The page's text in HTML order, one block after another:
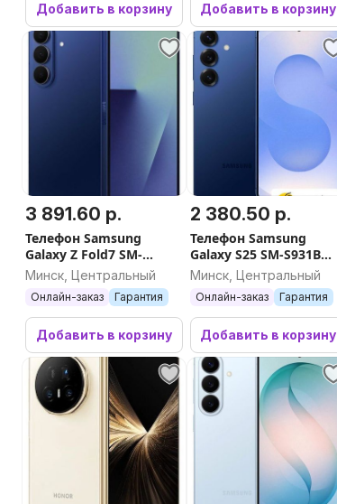
Добавить в корзину Добавить в корзину
3 891.60 р.
Телефон Samsung
Galaxy Z Fold7 SM-
F966B/DS 12GB/256GB
(синий)
Минск, Центральный
Онлайн-заказ Гарантия
Добавить в корзину
2 380.50 р.
Телефон Samsung
Galaxy S25 SM-S931B
12GB/512GB (синий)
Минск, Центральный
Онлайн-заказ Гарантия
Добавить в корзину